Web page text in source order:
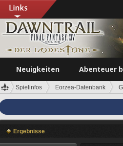
Neuigkeiten Abenteuer
Spielinfos Eorzea-Datenbank
Ergebnisse